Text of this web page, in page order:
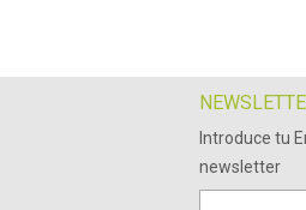
Introduce tu
newsletter